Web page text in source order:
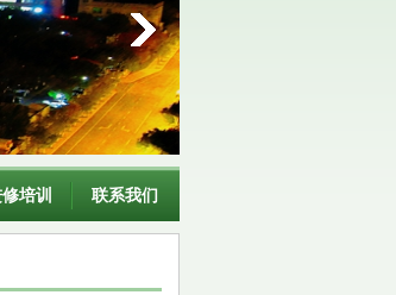
培训 联系我们